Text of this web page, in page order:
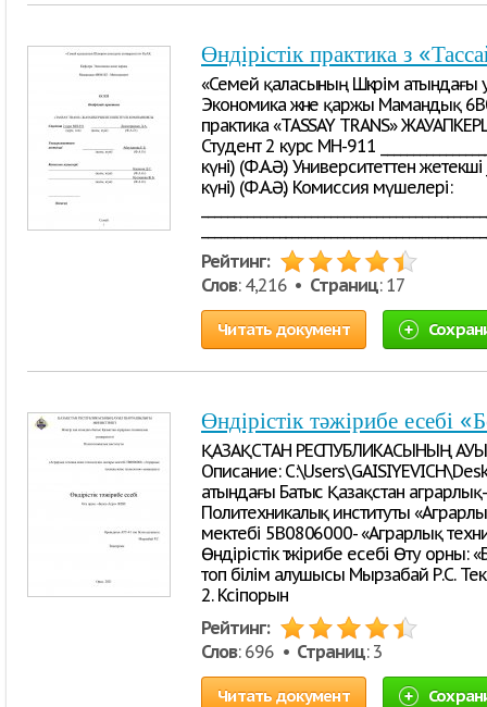
Өндірістік практика з
«Семей қаласының Шәкәрім
Экономика және қаржы Мамандық
практика «TASSAY TRANS»
Студент 2 курс МН-911
күні) (Ф.А.Ә.) Университеттен жетекші
күні) (Ф.А.Ә.) Комиссия мүшелері:
Рейтинг:
Слов: 4,216 • Страниц: 17
Читать документ
Өндірістік тәжірибе
ҚАЗАҚСТАН РЕСПУБЛИКАСЫНЫҢ
Описание:
атындағы Батыс Қазақстан
Политехникалық институты
мектебі 5В0806000- «Аграрлық
Өндірістік тәжірибе есебі Өту
топ білім алушысы Мырзабай Р.С.
2. Кәсіпорын
Рейтинг:
Слов: 696 • Страниц: 3
Читать документ